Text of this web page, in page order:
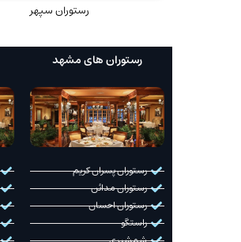
رستوران سپهر
رستوران های مشهد
رستوران پسران کریم
رستوران مدائن
رستوران احسان
راستگو